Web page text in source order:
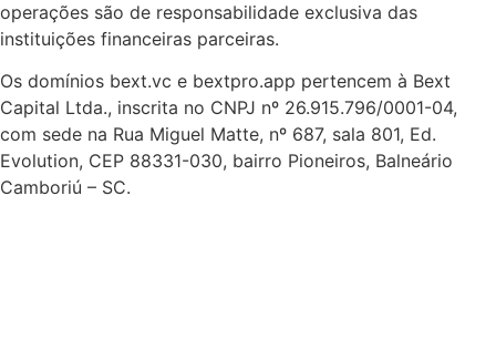
operações são de responsabilidade exclusiva das
instituições financeiras parceiras.
Os domínios bext.vc e bextpro.app pertencem à Bext
Capital Ltda., inscrita no CNPJ nº 26.915.796/0001-04,
com sede na Rua Miguel Matte, nº 687, sala 801, Ed.
Evolution, CEP 88331-030, bairro Pioneiros, Balneário
Camboriú – SC.